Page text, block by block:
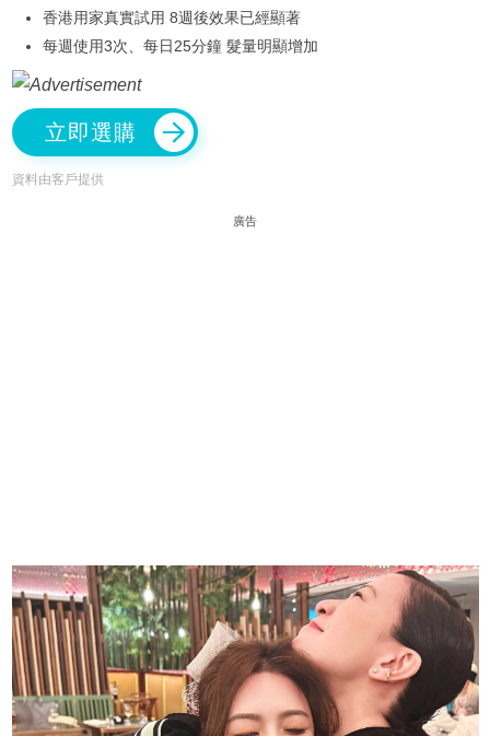
香港用家真實試用 8週後效果已經顯著
每週使用3次、每日25分鐘 髮量明顯增加
立即選購
資料由客戶提供
廣告